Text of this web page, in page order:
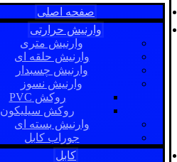
صفحه اصلی
وارنیش حرارتی
وارنیش متری
وارنیش حلقه ای
وارنیش چسبدار
وارنیش نسوز
روکش PVC
روکش سیلیکون
وارنیش بسته ای
جوراب کابل
کابل